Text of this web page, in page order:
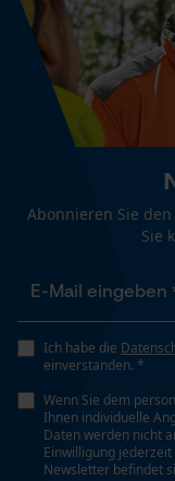
Abonnieren Sie
Sie
Ich habe die
einverstanden. *
Wenn Sie dem
Ihnen individuelle
Daten werden nicht
Einwilligung
Newsletter befindet